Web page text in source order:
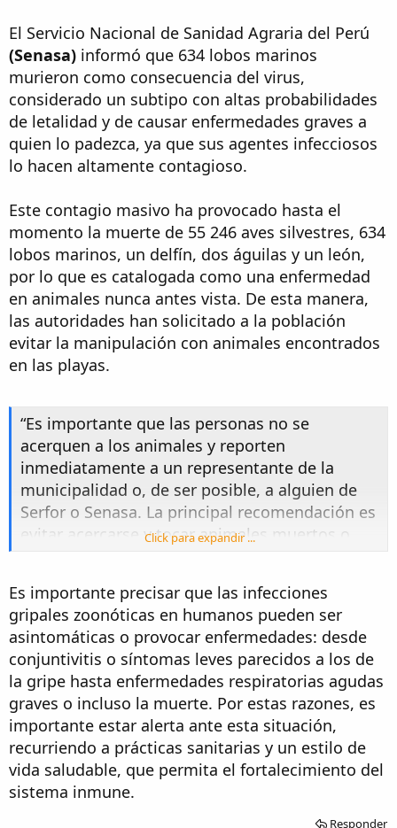
El Servicio Nacional de Sanidad Agraria del Perú
(Senasa) informó que 634 lobos marinos
murieron como consecuencia del virus,
considerado un subtipo con altas probabilidades
de letalidad y de causar enfermedades graves a
quien lo padezca, ya que sus agentes infecciosos
lo hacen altamente contagioso.
Este contagio masivo ha provocado hasta el
momento la muerte de 55 246 aves silvestres, 634
lobos marinos, un delfín, dos águilas y un león,
por lo que es catalogada como una enfermedad
en animales nunca antes vista. De esta manera,
las autoridades han solicitado a la población
evitar la manipulación con animales encontrados
en las playas.
“Es importante que las personas no se
acerquen a los animales y reporten
inmediatamente a un representante de la
municipalidad o, de ser posible, a alguien de
Serfor o Senasa. La principal recomendación es
evitar acercarse y tocar animales muertos o
catedrático.
Click para expandir ...
Es importante precisar que las infecciones
gripales zoonóticas en humanos pueden ser
asintomáticas o provocar enfermedades: desde
conjuntivitis o síntomas leves parecidos a los de
la gripe hasta enfermedades respiratorias agudas
graves o incluso la muerte. Por estas razones, es
importante estar alerta ante esta situación,
recurriendo a prácticas sanitarias y un estilo de
vida saludable, que permita el fortalecimiento del
sistema inmune.
Responder